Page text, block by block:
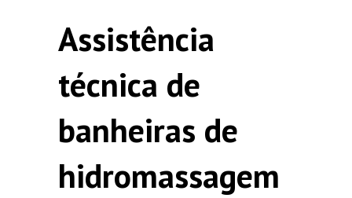
Assistência
técnica de
banheiras de
hidromassagem